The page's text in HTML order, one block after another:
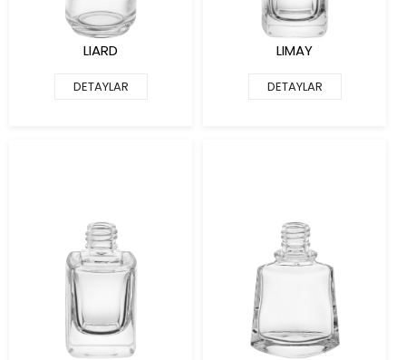
LIARD
DETAYLAR
LIMAY
DETAYLAR